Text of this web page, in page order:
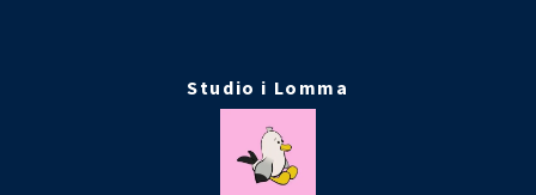
Studio i Lomma